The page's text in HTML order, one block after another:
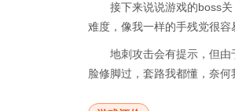
接下来说说游戏的boss
难度，像我一样的手残党很
地刺攻击会有提示，但
脸修脚过，套路我都懂，奈何